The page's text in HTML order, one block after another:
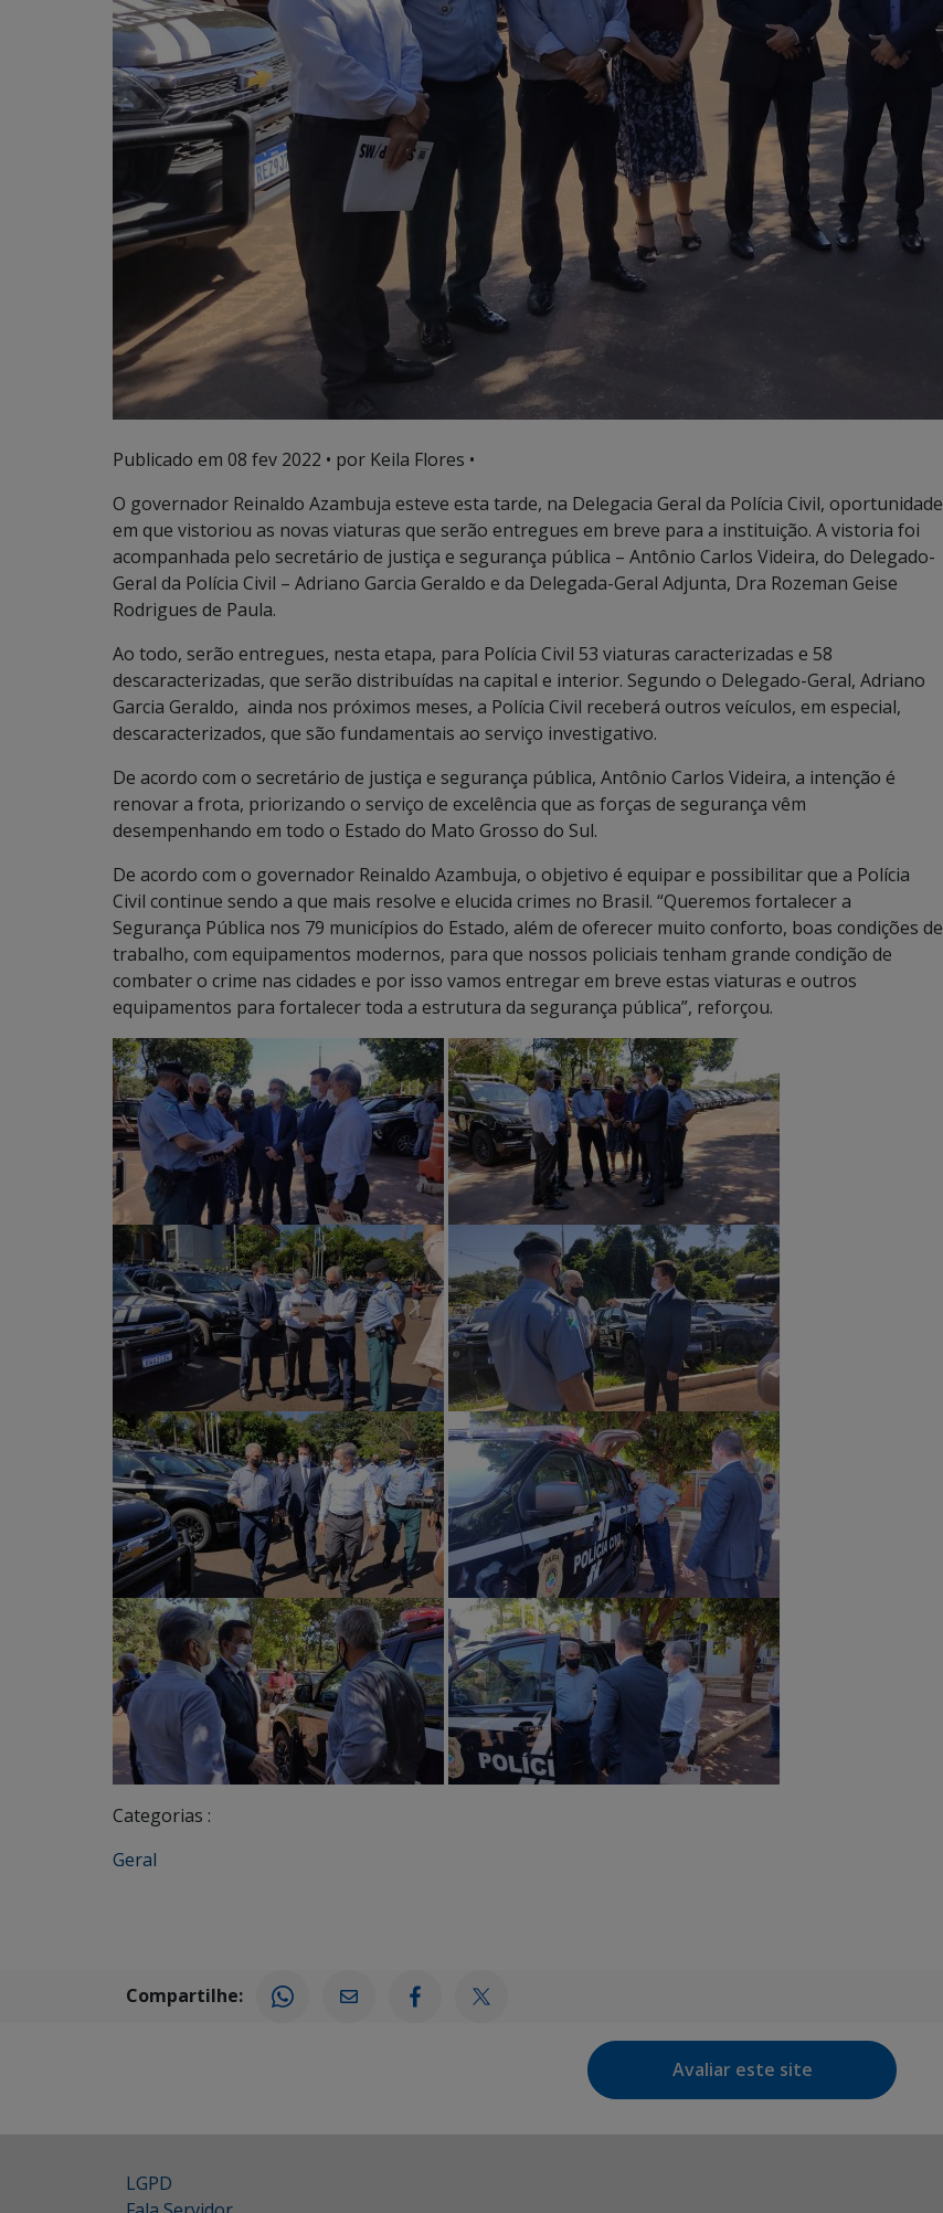
Publicado em 08 fev 2022 • por Keila Flores •
O governador Reinaldo Azambuja esteve esta tarde, na Delegacia Geral da Polícia Civil, oportunidade
em que vistoriou as novas viaturas que serão entregues em breve para a instituição. A vistoria foi
acompanhada pelo secretário de justiça e segurança pública – Antônio Carlos Videira, do Delegado-
Geral da Polícia Civil – Adriano Garcia Geraldo e da Delegada-Geral Adjunta, Dra Rozeman Geise
Rodrigues de Paula.
Ao todo, serão entregues, nesta etapa, para Polícia Civil 53 viaturas caracterizadas e 58
descaracterizadas, que serão distribuídas na capital e interior. Segundo o Delegado-Geral, Adriano
Garcia Geraldo, ainda nos próximos meses, a Polícia Civil receberá outros veículos, em especial,
descaracterizados, que são fundamentais ao serviço investigativo.
De acordo com o secretário de justiça e segurança pública, Antônio Carlos Videira, a intenção é
renovar a frota, priorizando o serviço de excelência que as forças de segurança vêm
desempenhando em todo o Estado do Mato Grosso do Sul.
De acordo com o governador Reinaldo Azambuja, o objetivo é equipar e possibilitar que a Polícia
Civil continue sendo a que mais resolve e elucida crimes no Brasil. “Queremos fortalecer a
Segurança Pública nos 79 municípios do Estado, além de oferecer muito conforto, boas condições de
trabalho, com equipamentos modernos, para que nossos policiais tenham grande condição de
combater o crime nas cidades e por isso vamos entregar em breve estas viaturas e outros
equipamentos para fortalecer toda a estrutura da segurança pública”, reforçou.
Categorias :
Geral
Compartilhe:
Avaliar este site
LGPD